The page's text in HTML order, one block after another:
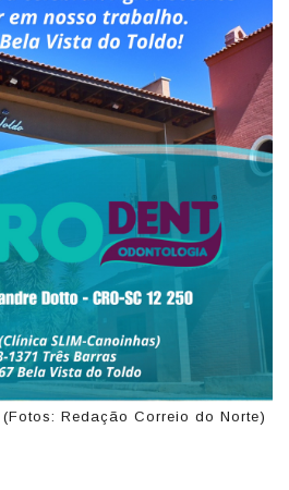
(Fotos: Redação Correio do Norte)